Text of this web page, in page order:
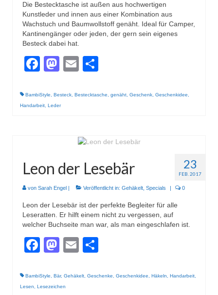
Die Bestecktasche ist außen aus hochwertigen
Kunstleder und innen aus einer Kombination aus
Wachstuch und Baumwollstoff genäht. Ideal für Camper,
Kantinengänger oder jeden, der gern sein eigenes
Besteck dabei hat.
Facebook
Mastodon
Email
BambiStyle, Besteck, Bestecktasche, genäht, Geschenk, Geschenkidee,
Handarbeit, Leder
23
FEB. 2017
Leon der Lesebär
von Sarah Engel | Veröffentlicht in: Gehäkelt Specials | 0
Leon der Lesebär ist der perfekte Begleiter für alle
Leseratten. Er hilft einem nicht zu vergessen, auf
welcher Buchseite man war, als man eingeschlafen ist.
Facebook
Mastodon
Email
BambiStyle Bär, Gehäkelt Geschenke Geschenkidee Häkeln Handarbeit
Lesen
Lesezeichen